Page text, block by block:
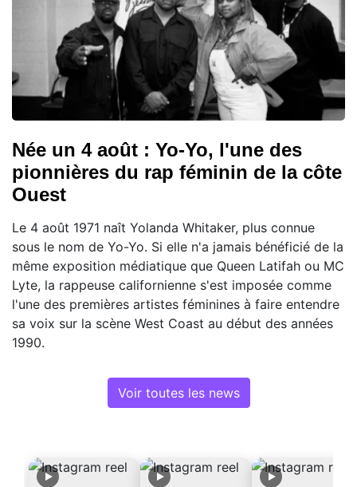
Née un 4 août : Yo-Yo, l'une des
pionnières du rap féminin de la côte
Ouest
Le 4 août 1971 naît Yolanda Whitaker, plus connue
sous le nom de Yo-Yo. Si elle n'a jamais bénéficié de la
même exposition médiatique que Queen Latifah ou MC
Lyte, la rappeuse californienne s'est imposée comme
l'une des premières artistes féminines à faire entendre
sa voix sur la scène West Coast au début des années
1990.
Voir toutes les news